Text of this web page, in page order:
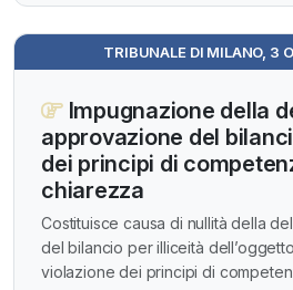
TRIBUNALE DI MILANO, 3
Impugnazione della
approvazione del
dei principi di
chiarezza
Costituisce causa di nullità della
del bilancio per illiceità
violazione dei principi di